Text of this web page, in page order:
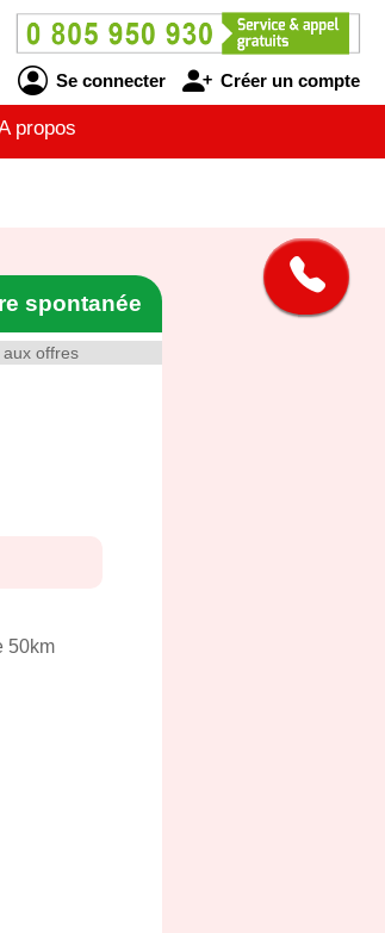
Se connecter Créer un compte
propos
aux offres
spontanée
50km